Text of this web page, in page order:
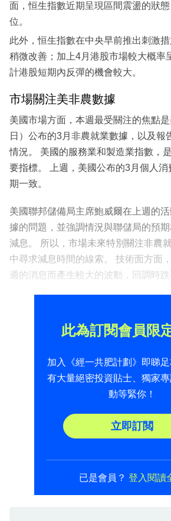
面，恒生指數近期呈現區間震盪的狀
位。
此外，恒生指數在中央早前推出刺激
稍微改善；加上4月港股市場較大概率
計港股短期內反彈的機會較大。
市場關注美非農數據
美國市場方面，本週最受關注的焦點
日）公布的3月非農就業數據，以及報
情況。 美國的服務業和製造業指數，
要指標。 上週，美國公布的3月個人
期一致。
美國聯邦儲備局主席鮑威爾在上週的
據的問題，並強調情況與聯儲局的預
減息。 所以，市場未來特別關注非農
中尋求減息時間的線索。 技術面方面
週的消息而產生較大的波動，回調時跌
此為訂閱會員限
加入《經一共肥計劃》即睇
有大量絕密投資貼士、獨家
動等緊你！
立即訂閲
已是會員？ 登入閱讀